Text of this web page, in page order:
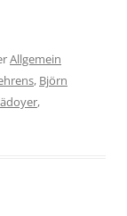
Allgemein
, Björn
,